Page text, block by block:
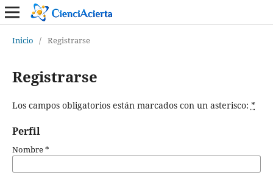
Inicio / Registrarse
Registrarse
Los campos obligatorios están marcados con un asterisco: *
Perfil
Nombre*